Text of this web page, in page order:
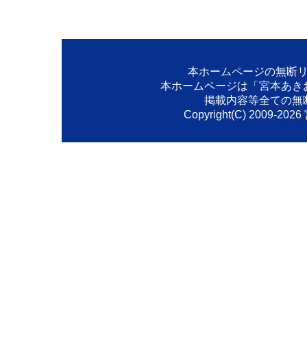
本ホームページの無断
本ホームページは「宮本あ
掲載内容等全ての無
Copyright(C) 2009-2026